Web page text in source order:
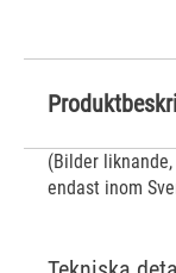
(Bilder
endast inom